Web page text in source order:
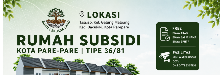
Loncat
ke